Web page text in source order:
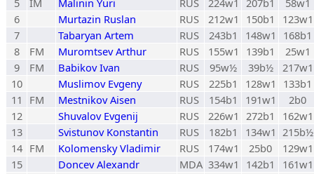
5
IM Malinin Yuri RUS 224w1 207b1
58w1
6
Murtazin Ruslan RUS 212w1 150b1
123w1
7
Tabaryan Artem RUS 243b1 148w1
168b1
8
FM Muromtsev Arthur RUS 155w1 139b1
25w1
9
FM Babikov Ivan RUS 95w½ 39b½
217w1
10
Muslimov Evgeny RUS 225b1 128w1
133b1
11
FM Mestnikov Aisen RUS 154b1 191w1
2b0
12
Shuvalov Evgenij RUS 226w1 272b1
162w1
13
Svistunov Konstantin RUS 182b1 134w1 215b½
14 FM Kolomensky Vladimir RUS 174w1 25b0
129w1
15
Doncev Alexandr MDA 334w1 142b1
161w1